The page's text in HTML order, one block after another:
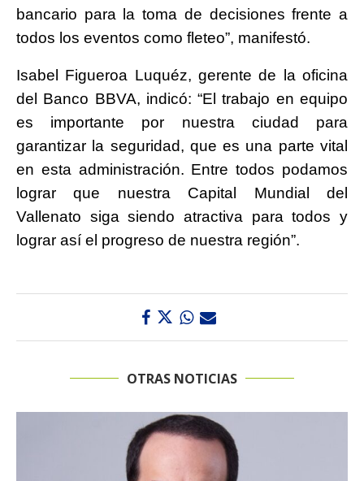
bancario para la toma de decisiones frente a
todos los eventos como fleteo”, manifestó.
Isabel Figueroa Luquéz, gerente de la oficina
del Banco BBVA, indicó: “El trabajo en equipo
es importante por nuestra ciudad para
garantizar la seguridad, que es una parte vital
en esta administración. Entre todos podamos
lograr que nuestra Capital Mundial del
Vallenato siga siendo atractiva para todos y
lograr así el progreso de nuestra región”.
OTRAS NOTICIAS